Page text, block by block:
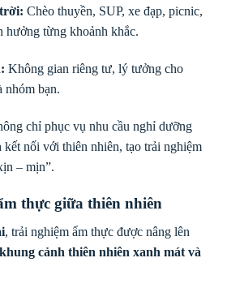
Chèo thuyền, SUP, xe đạp, picnic,
hưởng từng khoảnh khắc.
Không gian riêng tư, lý tưởng cho
nhóm bạn.
chỉ phục vụ nhu cầu nghỉ dưỡng
kết nối với thiên nhiên, tạo trải nghiệm
– mịn”.
thực giữa thiên nhiên
, trải nghiệm ẩm thực được nâng lên
khung cảnh thiên nhiên xanh mát và